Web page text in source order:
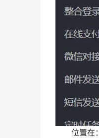
位置在：